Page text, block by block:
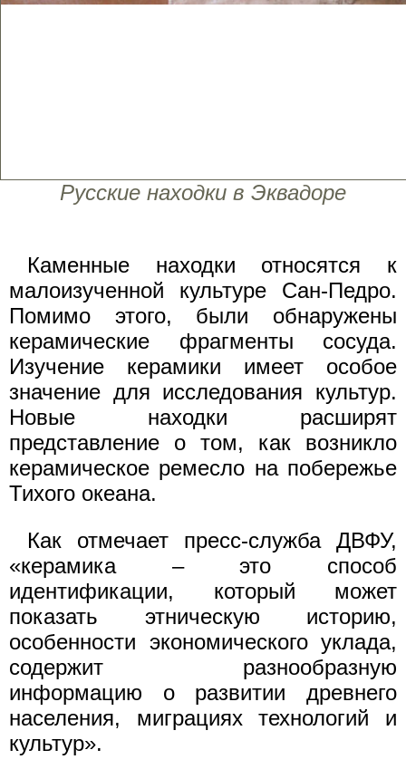
Русские находки в Эквадоре
Каменные находки относятся к
малоизученной культуре Сан-Педро.
Помимо этого, были обнаружены
керамические фрагменты сосуда.
Изучение керамики имеет особое
значение для исследования культур.
Новые находки расширят
представление о том, как возникло
керамическое ремесло на побережье
Тихого океана.
Как отмечает пресс-служба ДВФУ,
«керамика – это способ
идентификации, который может
показать этническую историю,
особенности экономического уклада,
содержит разнообразную
информацию о развитии древнего
населения, миграциях технологий и
культур».